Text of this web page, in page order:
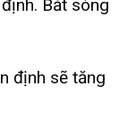
Bắt sóng
định sẽ tăng